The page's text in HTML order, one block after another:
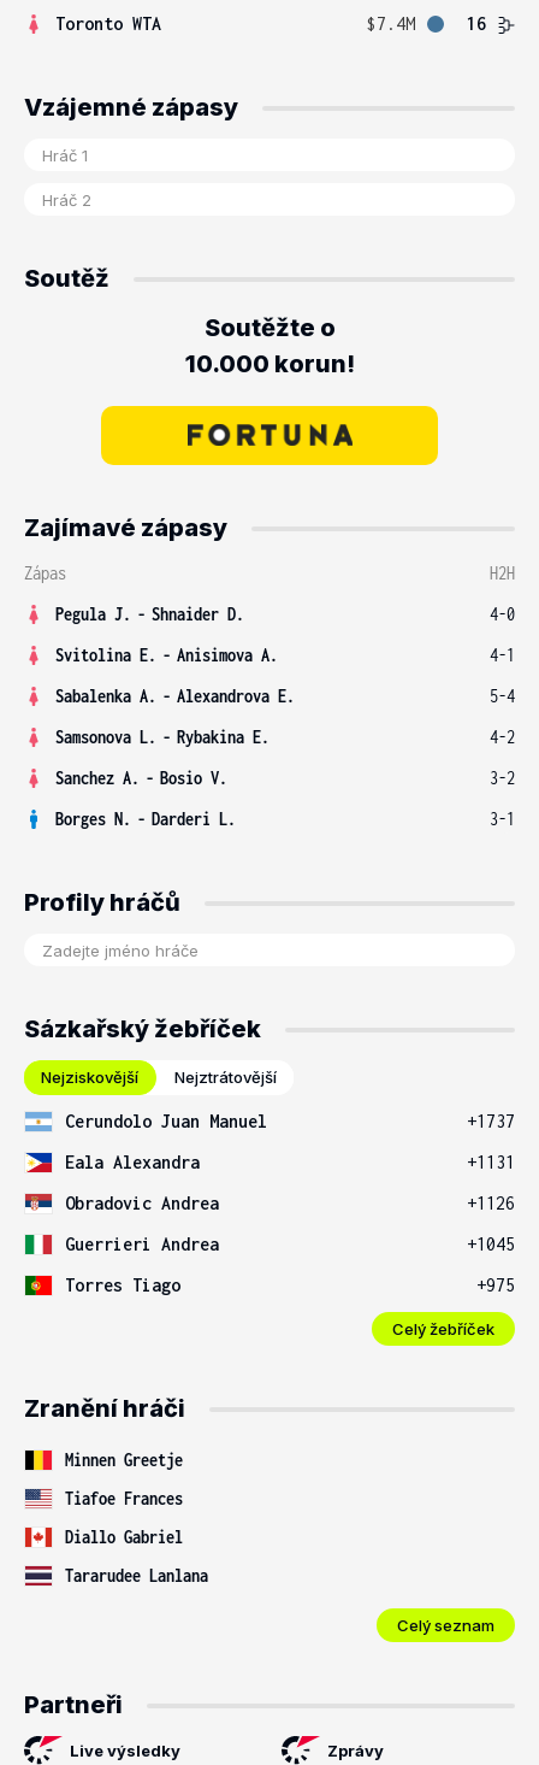
Toronto WTA
$7.4M 16
Vzájemné zápasy
Soutěž
Soutěžte o
10.000 korun!
Zajímavé zápasy
Zápas
H2H
Pegula J. - Shnaider D.
4-0
Svitolina E. - Anisimova A.
4-1
Sabalenka A. - Alexandrova E.
5-4
Samsonova L. - Rybakina E.
4-2
Sanchez A. - Bosio V.
3-2
Borges N. - Darderi L. 3-1
Profily hráčů
Sázkařský žebříček
Nejziskovější Nejztrátovější
Cerundolo Juan Manuel
+1737
Eala Alexandra
+1131
Obradovic Andrea
+1126
Guerrieri Andrea
+1045
Torres Tiago
+975
Celý žebříček
Zranění hráči
Minnen Greetje
Tiafoe Frances
Diallo Gabriel
Tararudee Lanlana
Celý seznam
Partneři
Live výsledky Zprávy